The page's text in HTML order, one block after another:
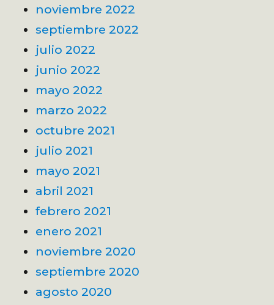
noviembre 2022
septiembre 2022
julio 2022
junio 2022
mayo 2022
marzo 2022
octubre 2021
julio 2021
mayo 2021
abril 2021
febrero 2021
enero 2021
noviembre 2020
septiembre 2020
agosto 2020